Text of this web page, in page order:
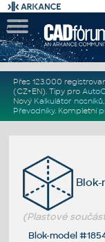
Přes 123.000
(CZ+EN). Tipy pro
Nový Kalkulátor nosníků,
Převodníky. Kompletní
(Plastové
Blok-model